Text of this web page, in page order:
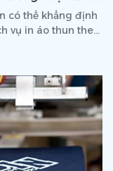
có thể khẳng định
vụ in áo thun theo
nhé!